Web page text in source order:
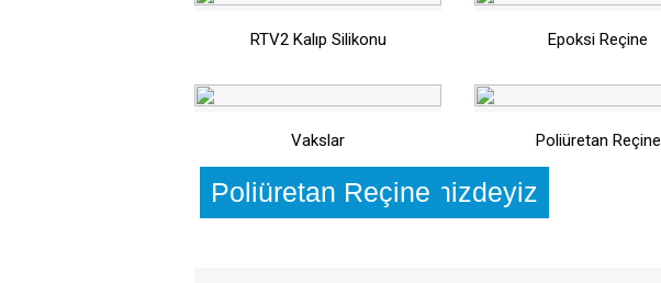
Ankara'da Hizmetinizdeyiz
Epoksi Reçine
Poliüretan Reçine
RTV2 Kalıp Silikonu Epoksi Reçine
Vakslar Poliüretan Reçine